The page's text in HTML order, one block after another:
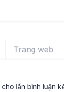
web
lần bình luận